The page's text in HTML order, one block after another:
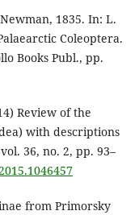
1835. In: L.
Coleoptera.
Books Publ., pp.
Review of the
with descriptions
36, no. 2, pp. 93–
from Primorsky